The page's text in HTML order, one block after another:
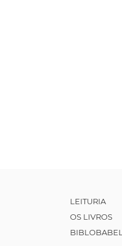
LEITURIA
OS LIVROS
BIBLOBABEL